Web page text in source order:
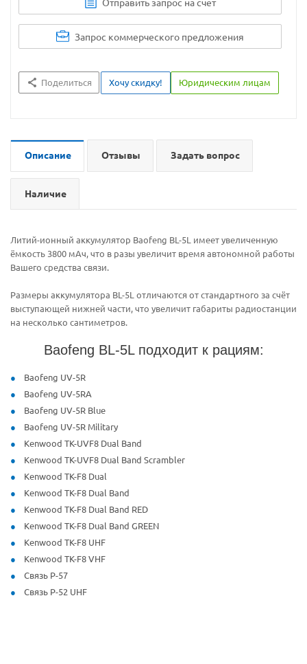
Запрос коммерческого предложения
Поделиться Хочу скидку! Юридическим лицам
Описание Отзывы Задать вопрос
Наличие
Литий-ионный аккумулятор Baofeng BL-5L имеет увеличенную
ёмкость 3800 мАч, что в разы увеличит время автономной работы
Вашего средства связи.
Размеры аккумулятора BL-5L отличаются от стандартного за счёт
выступающей нижней части, что увеличит габариты радиостанции
на несколько сантиметров.
Baofeng BL-5L подходит к рациям:
Baofeng UV-5R
Baofeng UV-5RA
Baofeng UV-5R Blue
Baofeng UV-5R Military
Kenwood TK-UVF8 Dual Band
Kenwood TK-UVF8 Dual Band Scrambler
Kenwood TK-F8 Dual
Kenwood TK-F8 Dual Band
Kenwood TK-F8 Dual Band RED
Kenwood TK-F8 Dual Band GREEN
Kenwood TK-F8 UHF
Kenwood TK-F8 VHF
Связь Р-57
Связь Р-52 UHF